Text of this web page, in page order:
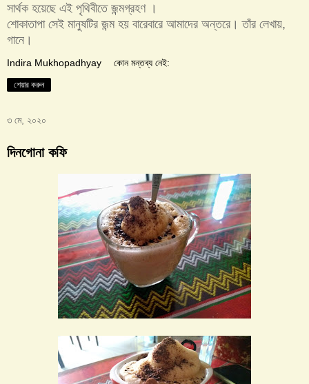
সার্থক হয়েছে এই পৃথিবীতে জন্মগ্রহণ ।
শোকাতাপা সেই মানুষটির জন্ম হয় বারেবারে আমাদের অন্তরে। তাঁর লেখায়,
গানে।
Indira Mukhopadhyay কোন মন্তব্য নেই:
শেয়ার করুন
৩ মে, ২০২০
দিনগোনা কফি